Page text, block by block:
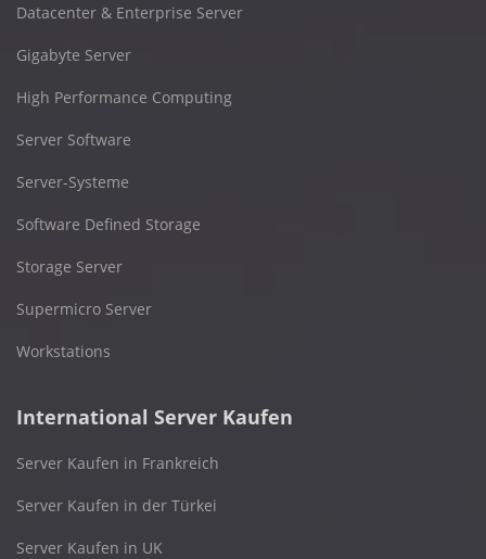
Datacenter & Enterprise Server
Gigabyte Server
High Performance Computing
Server Software
Server-Systeme
Software Defined Storage
Storage Server
Supermicro Server
Workstations
International Server Kaufen
Server Kaufen in Frankreich
Server Kaufen in der Türkei
Server Kaufen in UK